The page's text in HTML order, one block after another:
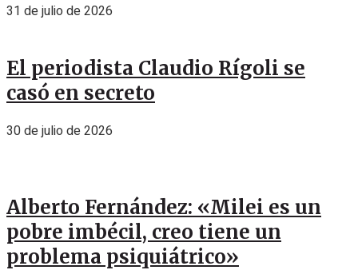
31 de julio de 2026
El periodista Claudio Rígoli se
casó en secreto
30 de julio de 2026
Alberto Fernández: «Milei es un
pobre imbécil, creo tiene un
problema psiquiátrico»